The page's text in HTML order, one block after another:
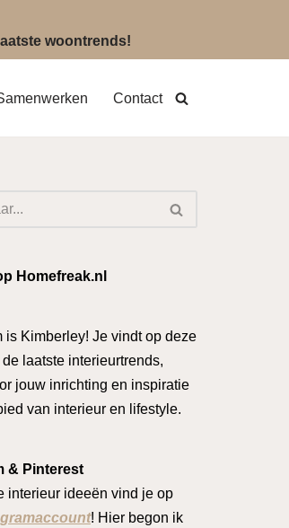
woontrends!
Contact
Homefreak.nl
is Kimberley! Je vindt op deze
laatste interieurtrends,
jouw inrichting en inspiratie
van interieur en lifestyle.
& Pinterest
interieur ideeën vind je op
! Hier begon ik